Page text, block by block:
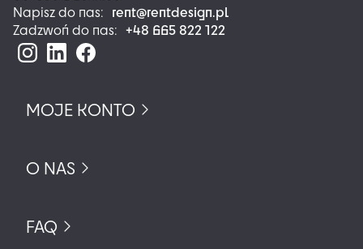
Napisz do nas: rent@rentdesign.pl
Zadzwoń do nas: +48 665 822 122
MOJE KONTO
O NAS
FAQ